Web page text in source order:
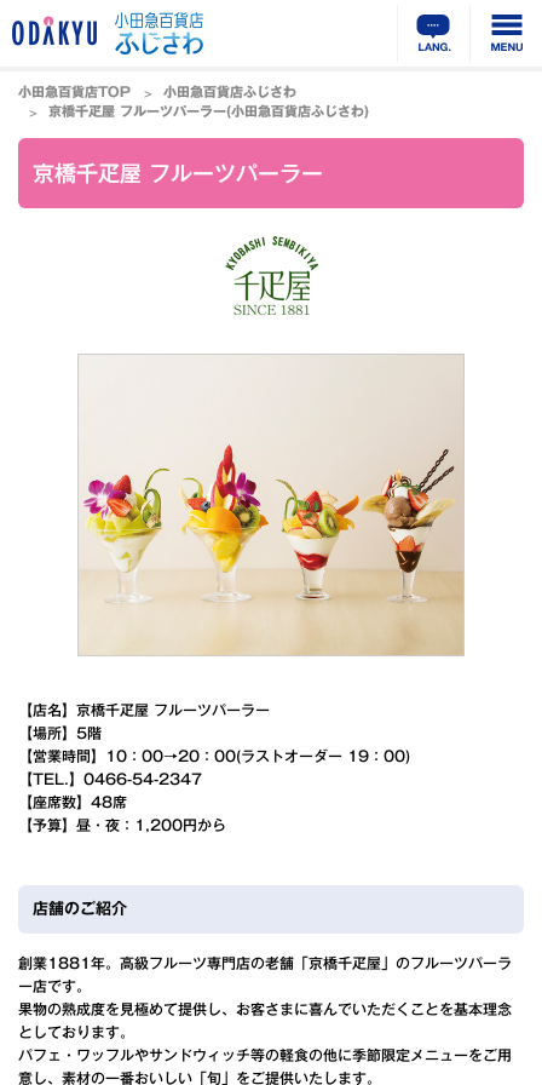
小田急百貨店TOP
小田急百貨店ふじさわ
京橋千疋屋 フルーツパーラー(小田急百貨店ふじさわ)
京橋千疋屋 フルーツパーラー
【店名】京橋千疋屋 フルーツパーラー
【場所】5階
【営業時間】10：00→20：00(ラストオーダー 19：00)
【TEL.】0466-54-2347
【座席数】48席
【予算】昼・夜：1,200円から
店舗のご紹介
創業1881年。高級フルーツ専門店の老舗「京橋千疋屋」のフルーツパーラ
ー店です。
果物の熟成度を見極めて提供し、お客さまに喜んでいただくことを基本理念
としております。
パフェ・ワッフルやサンドウィッチ等の軽食の他に季節限定メニューをご用
意し、素材の一番おいしい「旬」をご提供いたします。